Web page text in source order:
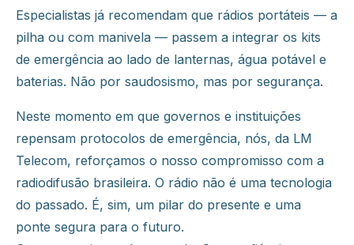
Especialistas já recomendam que rádios portáteis — a
pilha ou com manivela — passem a integrar os kits
de emergência ao lado de lanternas, água potável e
baterias. Não por saudosismo, mas por segurança.
Neste momento em que governos e instituições
repensam protocolos de emergência, nós, da LM
Telecom, reforçamos o nosso compromisso com a
radiodifusão brasileira. O rádio não é uma tecnologia
do passado. É, sim, um pilar do presente e uma
ponte segura para o futuro.